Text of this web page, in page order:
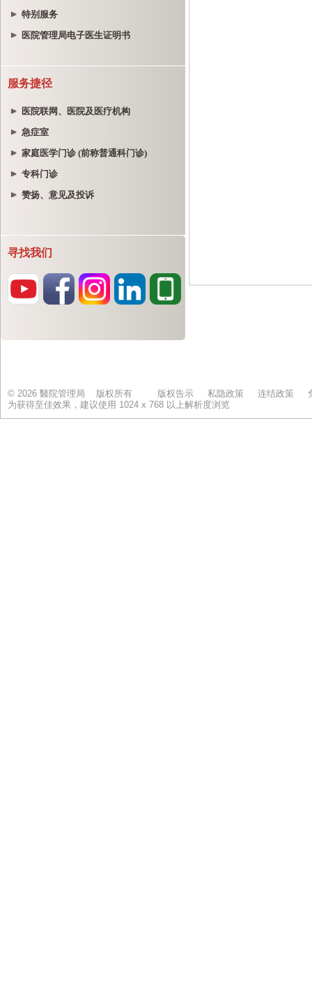
特别服务
医院管理局电子医生证明书
服务捷径
医院联网、医院及医疗机构
急症室
家庭医学门诊 (前称普通科门诊)
专科门诊
赞扬、意见及投诉
寻找我们
© 2026 醫院管理局 版权所有 版权告示 私隐政策 连结政策
为获得至佳效果，建议使用 1024 x 768 以上解析度浏览